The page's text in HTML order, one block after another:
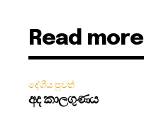
Read more
දේශීය පුවත්
අද කාලගුණය